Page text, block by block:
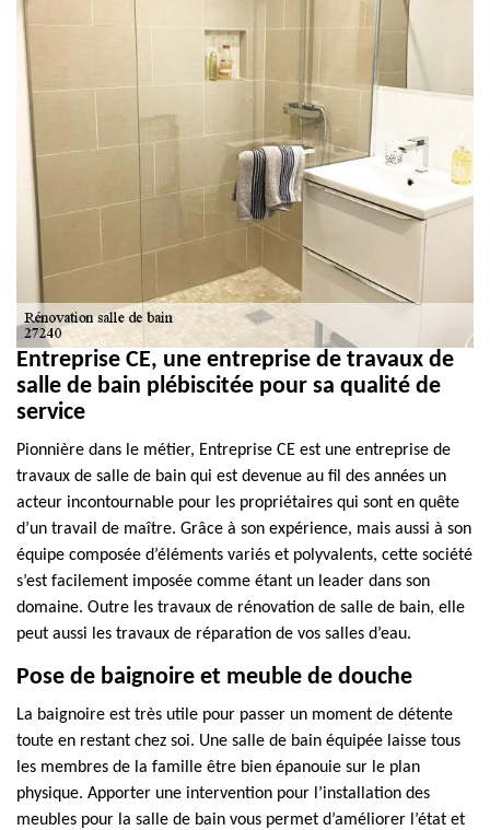
Entreprise CE, une entreprise de travaux de
salle de bain plébiscitée pour sa qualité de
service
Pionnière dans le métier, Entreprise CE est une entreprise de
travaux de salle de bain qui est devenue au fil des années un
acteur incontournable pour les propriétaires qui sont en quête
d’un travail de maître. Grâce à son expérience, mais aussi à son
équipe composée d’éléments variés et polyvalents, cette société
s’est facilement imposée comme étant un leader dans son
domaine. Outre les travaux de rénovation de salle de bain, elle
peut aussi les travaux de réparation de vos salles d’eau.
Pose de baignoire et meuble de douche
La baignoire est très utile pour passer un moment de détente
toute en restant chez soi. Une salle de bain équipée laisse tous
les membres de la famille être bien épanouie sur le plan
physique. Apporter une intervention pour l’installation des
meubles pour la salle de bain vous permet d’améliorer l’état et